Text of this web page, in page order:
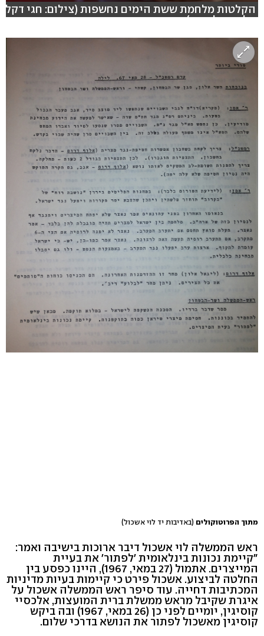
הקלטות מלחמת ששת הימים נחשפות (צילום: חגי דקל,
אלי מנדלבאום)
מתוך הפרוטוקולים (באדיבות יד לוי אשכול)
ראש הממשלה לוי אשכול דיבר ארוכות בישיבה ואמר:
"קיימת נכונות בינלאומית 'לפתור' את בעיית
המייצרים. אתמול (27 במאי, 1967), היינו כפסע בין
החלטה לביצוע. אשכול פירט כי קיימות בעיות מדיניות
המכתיבות דחייה. עוד סיפר ראש הממשלה אשכול על
איגרת שקיבל מראש ממשלת ברית המועצות, אלכסיי
קוסיגין, יומיים לפני כן (26 במאי, 1967) ובה ביקש
קוסיגין מאשכול לפתור את הנושא בדרכי שלום.